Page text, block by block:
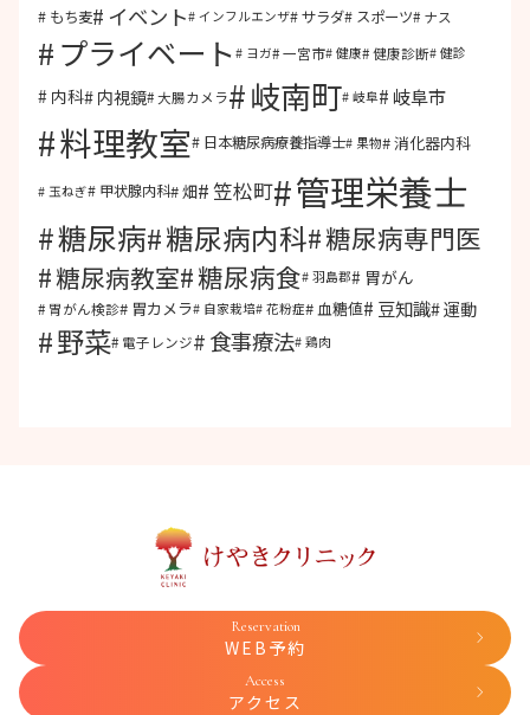
もち麦 イベント インフルエンザ サラダ スポーツ ナス
プライベート ヨガ 一宮市 健康 健康診断 健診
内科 内視鏡 大腸カメラ 岐南町 岐阜 岐阜市
料理教室 日本糖尿病療養指導士 果物 消化器内科
玉ねぎ 甲状腺内科 畑 笠松町 管理栄養士
糖尿病 糖尿病内科 糖尿病専門医
糖尿病教室 糖尿病食 羽島郡 胃がん
胃がん検診 胃カメラ 自家栽培 花粉症 血糖値 豆知識 運動
野菜 電子レンジ 食事療法 鶏肉
Reservation
WEB予約
Access
アクセス